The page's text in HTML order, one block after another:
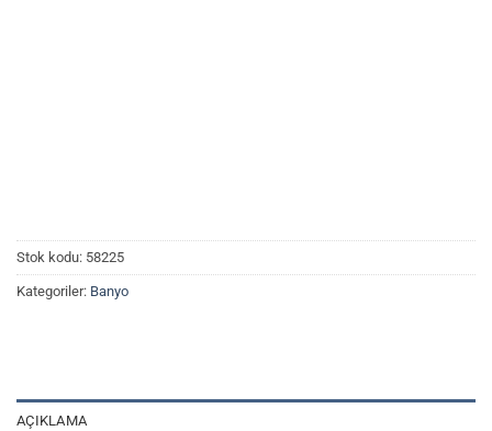
Stok kodu: 58225
Kategoriler: Banyo
AÇIKLAMA